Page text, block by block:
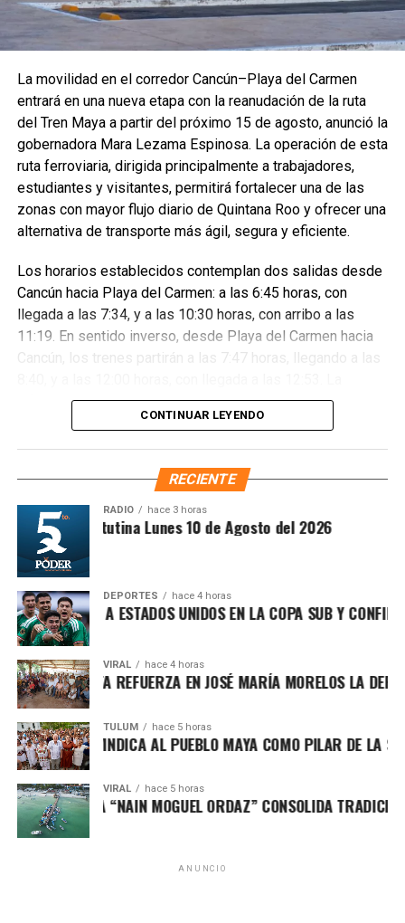
La Presidenta Claudia Sheinbaum encabezó la ceremonia
nacional desde San Nicolás de los Ranchos, Puebla,
donde firmó el Decreto que establece la Jornada Nacional
de Reforestación y tomó juramento a los Defensores del
Medio Ambiente, en el marco del Día Internacional de los
Pueblos Indígenas.
Previo al enlace, la Gobernadora tomó juramento a los
defensores ambientales en Caobas y reconoció a las
comunidades mayas y ejidatarias que han preservado los
territorios forestales por generaciones. Acompañada por
autoridades civiles y militares, subrayó que la protección
ambiental también es una prioridad económica y social
para una entidad cuya actividad turística depende de sus
recursos naturales.
Fuente: 5to Poder Agencia de Noticias
La movilidad en el corredor Cancún–Playa del Carmen
entrará en una nueva etapa con la reanudación de la ruta
del Tren Maya a partir del próximo 15 de agosto, anunció la
gobernadora Mara Lezama Espinosa. La operación de esta
ruta ferroviaria, dirigida principalmente a trabajadores,
estudiantes y visitantes, permitirá fortalecer una de las
zonas con mayor flujo diario de Quintana Roo y ofrecer una
alternativa de transporte más ágil, segura y eficiente.
Los horarios establecidos contemplan dos salidas desde
Cancún hacia Playa del Carmen: a las 6:45 horas, con
llegada a las 7:34, y a las 10:30 horas, con arribo a las
11:19. En sentido inverso, desde Playa del Carmen hacia
Cancún, los trenes partirán a las 7:47 horas, llegando a las
información sobre disponibilidad y reservaciones estará
disponible vía telefónica y en los portales oficiales del
Tren Maya.
CONTINUAR LEYENDO
RECIENTE
RADIO hace 3 horas
Síntesis Matutina Lunes 10 de Agosto del 2026
DEPORTES hace 4 horas
DERROTA A ESTADOS UNIDOS EN LA COPA SUB Y CONFIRMA
VIRAL hace 4 horas
PERALTA REFUERZA EN JOSÉ MARÍA MORELOS LA
TULUM hace 5 horas
MARÍN REIVINDICA AL PUEBLO MAYA COMO PILAR DE LA
VIRAL hace 5 horas
DE PESCA “NAIN MOGUEL ORDAZ” CONSOLIDA TRADICIÓN
ANUNCIO